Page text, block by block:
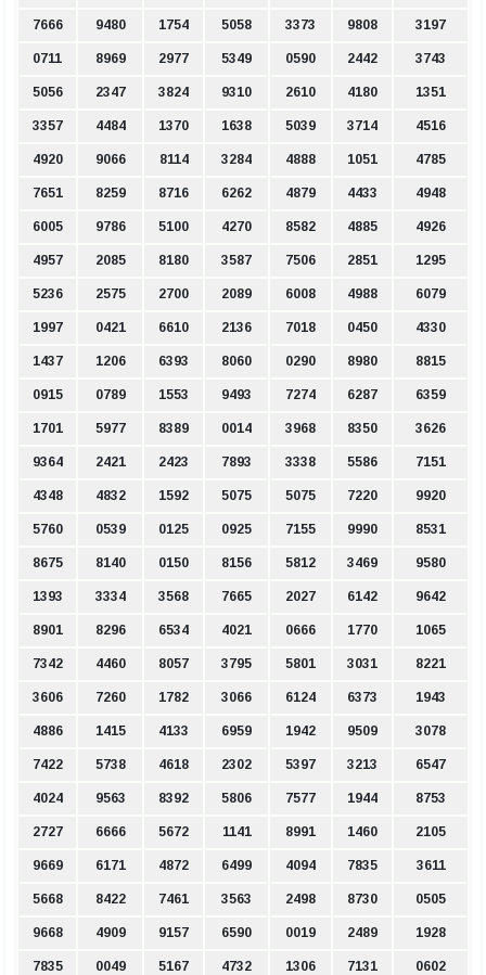
7666 9480 1754 5058 3373 9808 3197
0711 8969 2977 5349 0590 2442 3743
5056 2347 3824 9310 2610 4180 1351
3357 4484 1370 1638 5039 3714 4516
4920 9066 8114 3284 4888 1051 4785
7651 8259 8716 6262 4879 4433 4948
6005 9786 5100 4270 8582 4885 4926
4957 2085 8180 3587 7506 2851 1295
5236 2575 2700 2089 6008 4988 6079
1997 0421 6610 2136 7018 0450 4330
1437 1206 6393 8060 0290 8980 8815
0915 0789 1553 9493 7274 6287 6359
1701 5977 8389 0014 3968 8350 3626
9364 2421 2423 7893 3338 5586 7151
4348 4832 1592 5075 5075 7220 9920
5760 0539 0125 0925 7155 9990 8531
8675 8140 0150 8156 5812 3469 9580
1393 3334 3568 7665 2027 6142 9642
8901 8296 6534 4021 0666 1770 1065
7342 4460 8057 3795 5801 3031 8221
3606 7260 1782 3066 6124 6373 1943
4886 1415 4133 6959 1942 9509 3078
7422 5738 4618 2302 5397 3213 6547
4024 9563 8392 5806 7577 1944 8753
2727 6666 5672 1141 8991 1460 2105
9669 6171 4872 6499 4094 7835 3611
5668 8422 7461 3563 2498 8730 0505
9668 4909 9157 6590 0019 2489 1928
7835 0049 5167 4732 1306 7131 0602